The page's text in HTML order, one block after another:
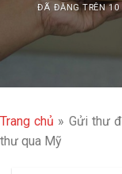
ĐÃ ĐĂNG TRÊN10
Trang chủ » Gửi thư
thư qua Mỹ